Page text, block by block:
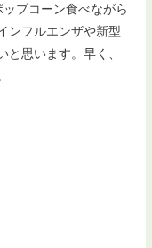
プコーン食べながら
ンフルエンザや新型
思います。早く、